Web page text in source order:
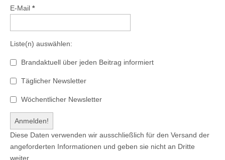
E-Mail *
Liste(n) auswählen:
Brandaktuell über jeden Beitrag informiert
Täglicher Newsletter
Wöchentlicher Newsletter
Diese Daten verwenden wir ausschließlich für den Versand der
angeforderten Informationen und geben sie nicht an Dritte
weiter.